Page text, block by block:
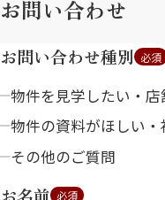
お問い合わせ
お問い合わせ種別 必須
物件を見学したい・
物件の資料がほしい
その他のご質問
必須